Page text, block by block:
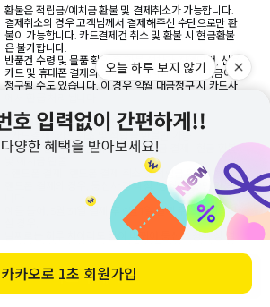
바로 구매하기
환불은 적립금/예치금 환불 및 결제취소가 가능합니다.
결제취소의 경우 고객님께서 결제해주신 수단으로만 환
불이 가능합니다. 카드결제건 취소 및 환불 시 현금환불
은 불가합니다.
반품건 수령 및 물품 확인 후 환불 절차가 진행되며, 신용
카드 및 휴대폰 결제의 경우 결제일자에 맞추어 대금이
청구될 수도 있습니다. 이 경우 익월 대금청구 시 카드사
※ 결제수단별 환불 가능한 수단
- 카드결제 : 카드취소 및 적립금 환불만 가능
- 무통장 입금, 실시간계좌이체 등 현금 결제 : 현금 환불
- 핸드폰 결제 : 핸드폰 결제 취소 및 적립금 환불
핸드폰 결제의 경우, 통신사 정책 상 '당월 취소'만 가능합
예를 들어, 5월 31일 결제 후 6월 1일 결제 취소를 희망하
날짜로는 하루 차이라도 월이 바뀌어 통신사 정책 상 결
오늘 하루 보지 않기
카카오로 1초 회원가입